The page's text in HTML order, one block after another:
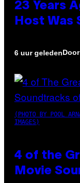
23 Years
Host Was
6 uur geledenDoor
(PHOTO BY POOL
IMAGES)
4 of the
Movie